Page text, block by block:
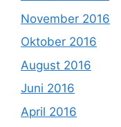
November 2016
Oktober 2016
August 2016
Juni 2016
April 2016